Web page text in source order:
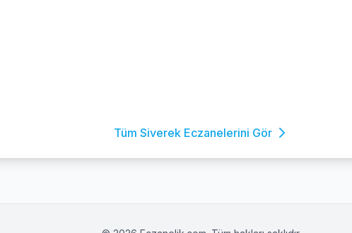
Tüm Siverek Eczanelerini Gör